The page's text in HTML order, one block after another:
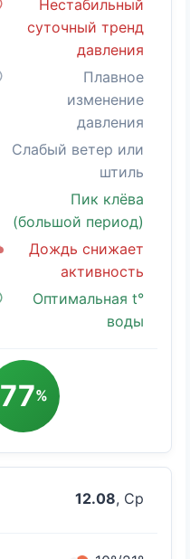
Нестабильный
суточный тренд
давления
Плавное
изменение
давления
Слабый ветер или
штиль
Пик клёва
(большой период)
Дождь снижает
активность
Оптимальная t°
воды
77%
12.08, Ср